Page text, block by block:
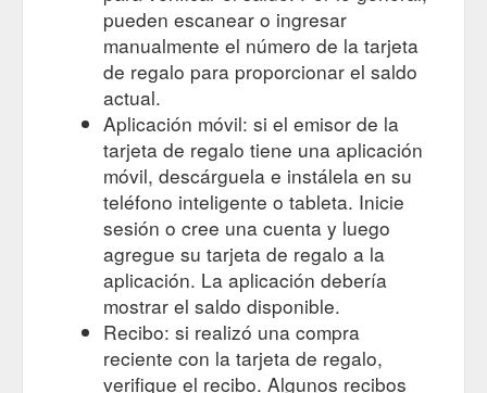
pueden escanear o ingresar
manualmente el número de la tarjeta
de regalo para proporcionar el saldo
actual.
Aplicación móvil: si el emisor de la
tarjeta de regalo tiene una aplicación
móvil, descárguela e instálela en su
teléfono inteligente o tableta. Inicie
sesión o cree una cuenta y luego
agregue su tarjeta de regalo a la
aplicación. La aplicación debería
mostrar el saldo disponible.
Recibo: si realizó una compra
reciente con la tarjeta de regalo,
verifique el recibo. Algunos recibos